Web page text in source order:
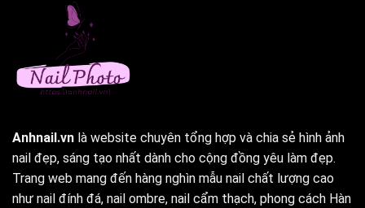
Anhnail.vn là website chuyên tổng hợp và chia sẻ hình ảnh
nail đẹp, sáng tạo nhất dành cho cộng đồng yêu làm đẹp.
Trang web mang đến hàng nghìn mẫu nail chất lượng cao
như nail đính đá, nail ombre, nail cẩm thạch, phong cách Hàn